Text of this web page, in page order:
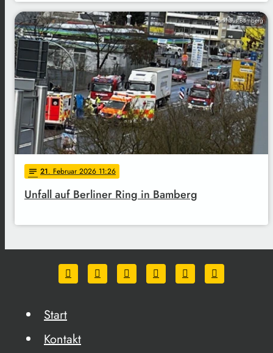
Funkhaus Bamberg
notes 21. Februar 2026 11:26
Unfall auf Berliner Ring in Bamberg
Start
Kontakt